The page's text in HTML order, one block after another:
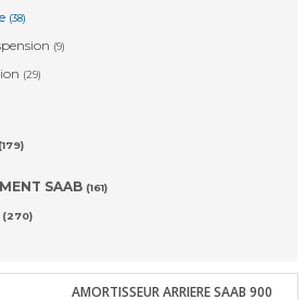
(38)
(9)
(29)
(179)
SAAB (161)
(270)
AMORTISSEUR ARRIERE SAAB 900